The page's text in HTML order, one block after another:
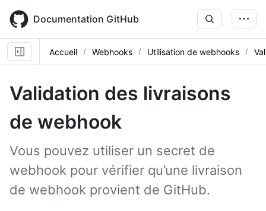
main
content
Documentation GitHub
Accueil Webhooks Utilisation de webhooks
Validation des livraisons
de webhook
Vous pouvez utiliser un secret de
webhook pour vérifier qu’une livraison
de webhook provient de GitHub.